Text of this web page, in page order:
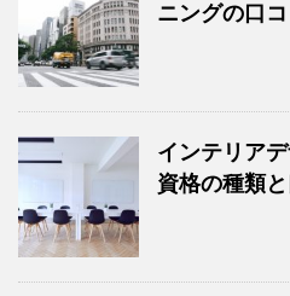
ニングの口
インテリア
資格の種類